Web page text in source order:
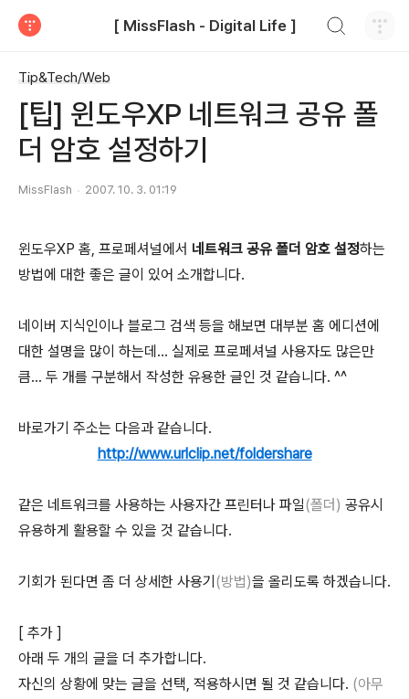
[ MissFlash - Digital Life ]
Tip&Tech/Web
[팁] 윈도우XP 네트워크 공유 폴
더 암호 설정하기
MissFlash 2007. 10. 3. 01:19
윈도우XP 홈, 프로페셔널에서 네트워크 공유 폴더 암호 설정하는
방법에 대한 좋은 글이 있어 소개합니다.
네이버 지식인이나 블로그 검색 등을 해보면 대부분 홈 에디션에
대한 설명을 많이 하는데... 실제로 프로페셔널 사용자도 많은만
큼... 두 개를 구분해서 작성한 유용한 글인 것 같습니다. ^^
바로가기 주소는 다음과 같습니다.
http://www.urlclip.net/foldershare
같은 네트워크를 사용하는 사용자간 프린터나 파일(폴더) 공유시
유용하게 활용할 수 있을 것 같습니다.
기회가 된다면 좀 더 상세한 사용기 (방법)을 올리도록 하겠습니다.
[ 추가 ]
아래 두 개의 글을 더 추가합니다.
자신의 상황에 맞는 글을 선택, 적용하시면 될 것 같습니다. (아무